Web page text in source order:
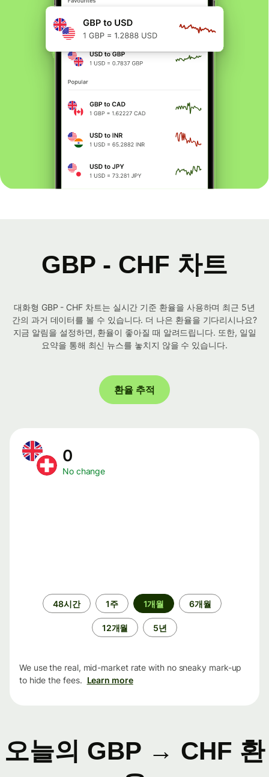
GBP - CHF 차트
대화형 GBP - CHF 차트는 실시간 기준 환율을 사용하며 최근 5년
간의 과거 데이터를 볼 수 있습니다. 더 나은 환율을 기다리시나요?
지금 알림을 설정하면, 환율이 좋아질 때 알려드립니다. 또한, 일일
요약을 통해 최신 뉴스를 놓치지 않을 수 있습니다.
환율 추적
0
No change
48시간 1주 1개월 6개월
12개월 5년
We use the real, mid-market rate with no sneaky mark-up
to hide the fees. Learn more
오늘의 GBP → CHF 환